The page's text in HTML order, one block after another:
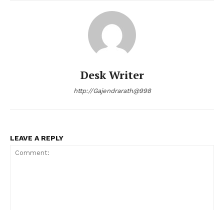
Desk Writer
http://Gajendrarath@998
LEAVE A REPLY